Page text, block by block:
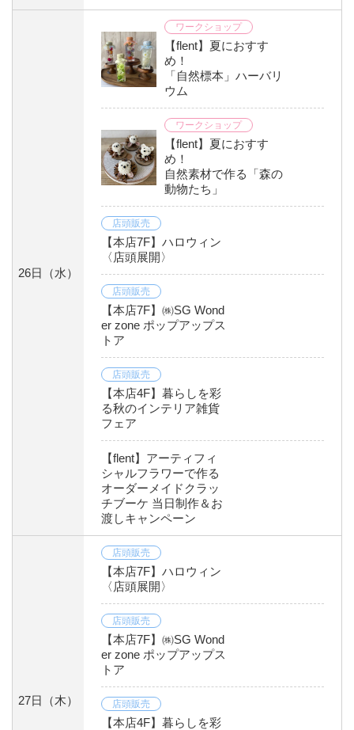
26日 （水）
ワークショップ
【flent】夏におすす
め！
「自然標本」ハーバリ
ウム
ワークショップ
【flent】夏におすす
め！
自然素材で作る「森の
動物たち」
店頭販売
【本店7F】ハロウィン
〈店頭展開〉
店頭販売
【本店7F】㈱SG Wond
er zone ポップアップス
トア
店頭販売
【本店4F】暮らしを彩
る秋のインテリア雑貨
フェア
【flent】アーティフィ
シャルフラワーで作る
オーダーメイドクラッ
チブーケ 当日制作＆お
渡しキャンペーン
27日 （木）
店頭販売
【本店7F】ハロウィン
〈店頭展開〉
店頭販売
【本店7F】㈱SG Wond
er zone ポップアップス
トア
店頭販売
【本店4F】暮らしを彩